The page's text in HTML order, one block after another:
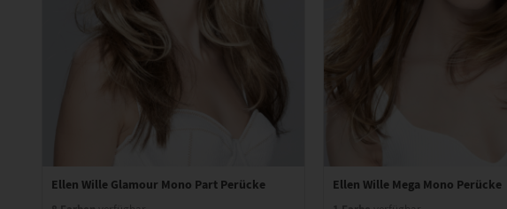
Ellen Wille Glamour Mono Part Perücke Ellen Wille Mega Mono Perücke